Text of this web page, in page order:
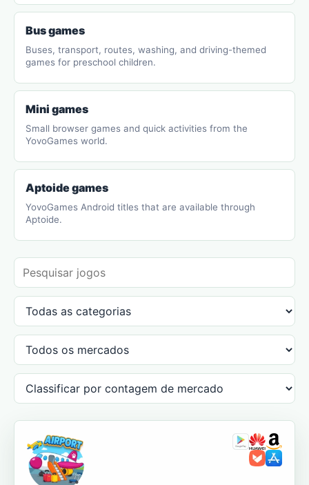
Bus games
Buses, transport, routes, washing, and driving-themed
games for preschool children.
Mini games
Small browser games and quick activities from the
YovoGames world.
Aptoide games
YovoGames Android titles that are available through
Aptoide.